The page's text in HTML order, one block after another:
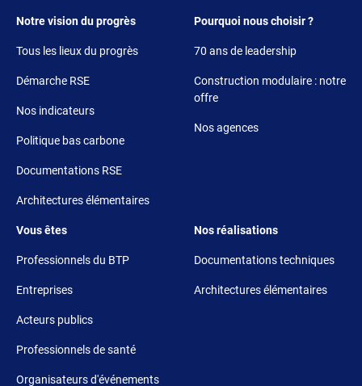
Footer 1
Notre vision du progrès
Tous les lieux du progrès
Démarche RSE
Nos indicateurs
Politique bas carbone
Documentations RSE
Architectures élémentaires
Footer 2
Pourquoi nous choisir ?
70 ans de leadership
Construction modulaire : notre
offre
Nos agences
Footer 3
Vous êtes
Professionnels du BTP
Entreprises
Acteurs publics
Professionnels de santé
Organisateurs d'événements
Footer 4
Nos réalisations
Documentations techniques
Architectures élémentaires